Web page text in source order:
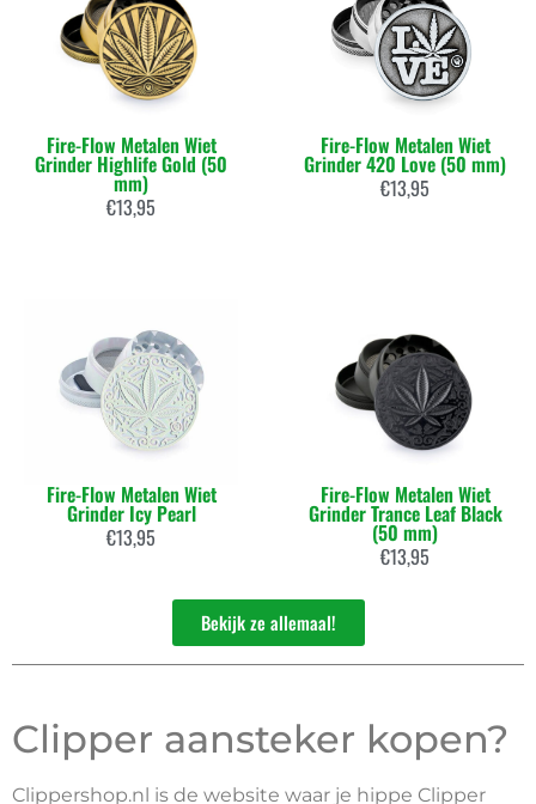
Fire-Flow Metalen Wiet
Grinder Highlife Gold (50
mm)
€13,95
Fire-Flow Metalen Wiet
Grinder 420 Love (50 mm)
€13,95
Fire-Flow Metalen Wiet
Grinder Icy Pearl
€13,95
Fire-Flow Metalen Wiet
Grinder Trance Leaf Black
(50 mm)
€13,95
Bekijk ze allemaal!
Clipper aansteker kopen?
Clippershop.nl is de website waar je hippe Clipper